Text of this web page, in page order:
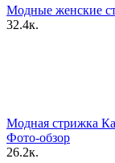
Модные женские
32.4к.
Модная стрижка
Фото-обзор
26.2к.